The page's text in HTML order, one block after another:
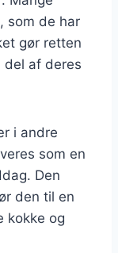
som de har
gør retten
del af deres
i andre
som en
Den
den til en
kokke og